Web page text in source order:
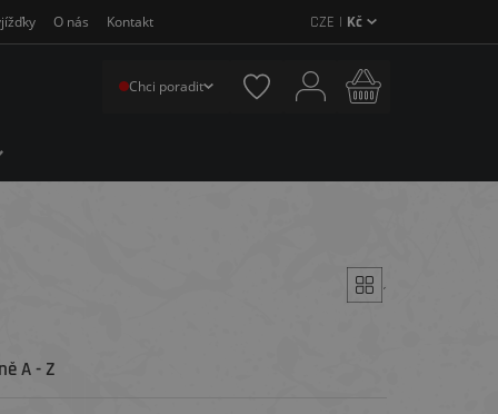
O nás Kontakt CZE | Kč
Chci poradit
´
A - Z